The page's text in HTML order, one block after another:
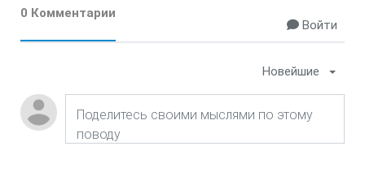
0 Комментарии
Войти
Новейшие